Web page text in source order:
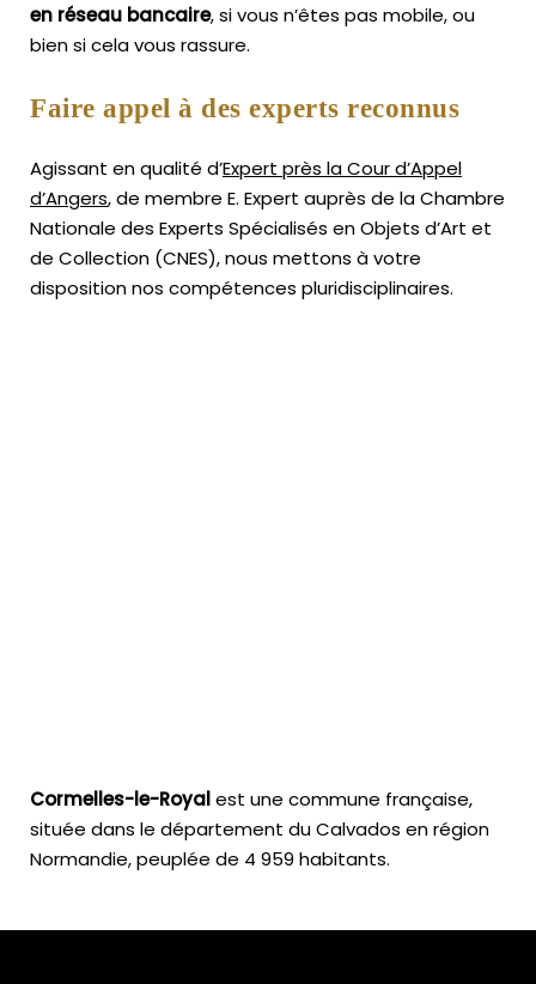
en réseau bancaire, si vous n’êtes pas mobile, ou
bien si cela vous rassure.
Faire appel à des experts reconnus
Agissant en qualité d’Expert près la Cour d’Appel
d’Angers, de membre E. Expert auprès de laChambre
Nationale des Experts Spécialisés en Objets d’Art et
de Collection (CNES),nous mettons à votre
disposition nos compétences pluridisciplinaires.
Cormelles-le-Royalest une commune française,
située dans le département du Calvados en région
Normandie, peuplée de 4 959 habitants.